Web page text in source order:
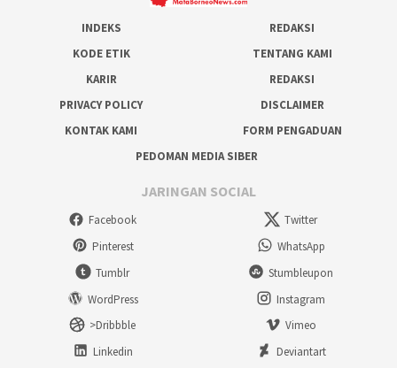
INDEKS
REDAKSI
KODE ETIK
TENTANG KAMI
KARIR
REDAKSI
PRIVACY POLICY
DISCLAIMER
KONTAK KAMI
FORM PENGADUAN
PEDOMAN MEDIA SIBER
JARINGAN SOCIAL
Facebook
Twitter
Pinterest
WhatsApp
Tumblr
Stumbleupon
WordPress
Instagram
>Dribbble
Vimeo
Linkedin
Deviantart